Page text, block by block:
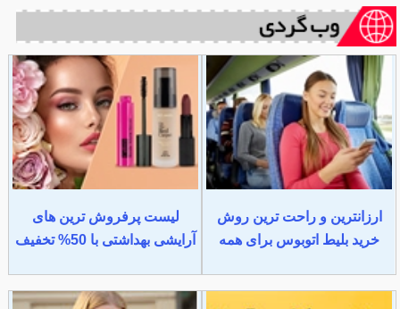
ارزانترین و راحت ترین روش
خرید بلیط اتوبوس برای همه
لیست پرفروش ترین های
آرایشی بهداشتی با 50% تخفیف